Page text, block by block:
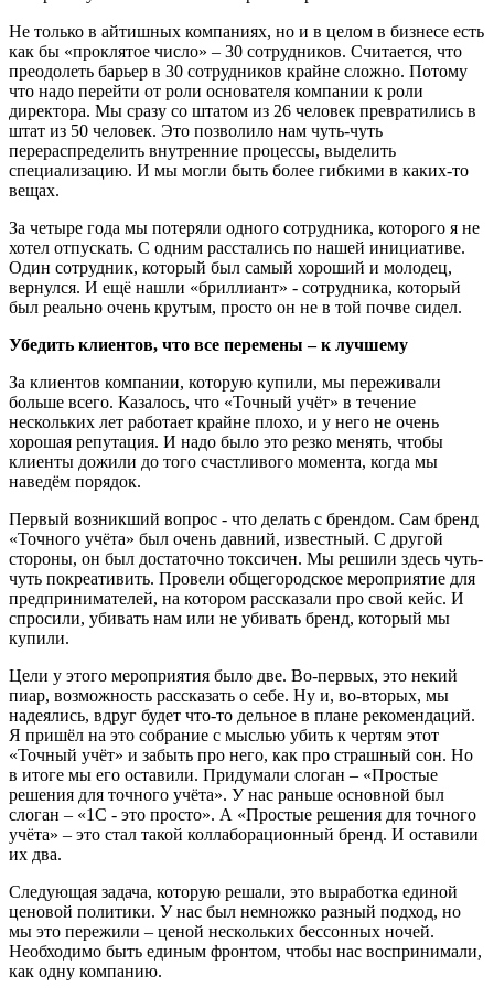
Не только в айтишных компаниях, но и в целом в бизнесе есть
как бы «проклятое число» – 30 сотрудников. Считается, что
преодолеть барьер в 30 сотрудников крайне сложно. Потому
что надо перейти от роли основателя компании к роли
директора. Мы сразу со штатом из 26 человек превратились в
штат из 50 человек. Это позволило нам чуть-чуть
перераспределить внутренние процессы, выделить
специализацию. И мы могли быть более гибкими в каких-то
вещах.
За четыре года мы потеряли одного сотрудника, которого я не
хотел отпускать. С одним расстались по нашей инициативе.
Один сотрудник, который был самый хороший и молодец,
вернулся. И ещё нашли «бриллиант» - сотрудника, который
был реально очень крутым, просто он не в той почве сидел.
Убедить клиентов, что все перемены – к лучшему
За клиентов компании, которую купили, мы переживали
больше всего. Казалось, что «Точный учёт» в течение
нескольких лет работает крайне плохо, и у него не очень
хорошая репутация. И надо было это резко менять, чтобы
клиенты дожили до того счастливого момента, когда мы
наведём порядок.
Первый возникший вопрос - что делать с брендом. Сам бренд
«Точного учёта» был очень давний, известный. С другой
стороны, он был достаточно токсичен. Мы решили здесь чуть-
чуть покреативить. Провели общегородское мероприятие для
предпринимателей, на котором рассказали про свой кейс. И
спросили, убивать нам или не убивать бренд, который мы
купили.
Цели у этого мероприятия было две. Во-первых, это некий
пиар, возможность рассказать о себе. Ну и, во-вторых, мы
надеялись, вдруг будет что-то дельное в плане рекомендаций.
Я пришёл на это собрание с мыслью убить к чертям этот
«Точный учёт» и забыть про него, как про страшный сон. Но
в итоге мы его оставили. Придумали слоган – «Простые
решения для точного учёта». У нас раньше основной был
слоган – «1С - это просто». А «Простые решения для точного
учёта» – это стал такой коллаборационный бренд. И оставили
их два.
Следующая задача, которую решали, это выработка единой
ценовой политики. У нас был немножко разный подход, но
мы это пережили – ценой нескольких бессонных ночей.
Необходимо быть единым фронтом, чтобы нас воспринимали,
как одну компанию.